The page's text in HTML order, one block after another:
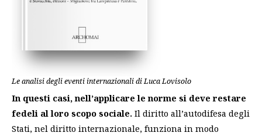
Le analisi degli eventi internazionali di Luca Lovisolo
In questi casi, nell’applicare le norme si deve restare
fedeli al loro scopo sociale. Il diritto all’autodifesa degli
Stati, nel diritto internazionale, funziona in modo